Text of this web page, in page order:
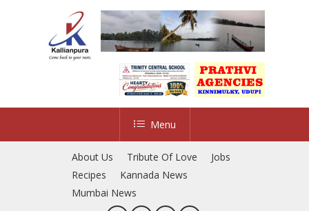
Menu
About Us Tribute Of Love
Jobs
Recipes
Kannada News
Mumbai News